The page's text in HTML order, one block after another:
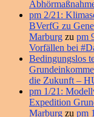
pm 2/21:
BVerfG zu
Marburg zu pm
Vorfällen bei
Bedingungslos
die Zukunft –
pm 1/21:
Expedition
Marburg zu pm